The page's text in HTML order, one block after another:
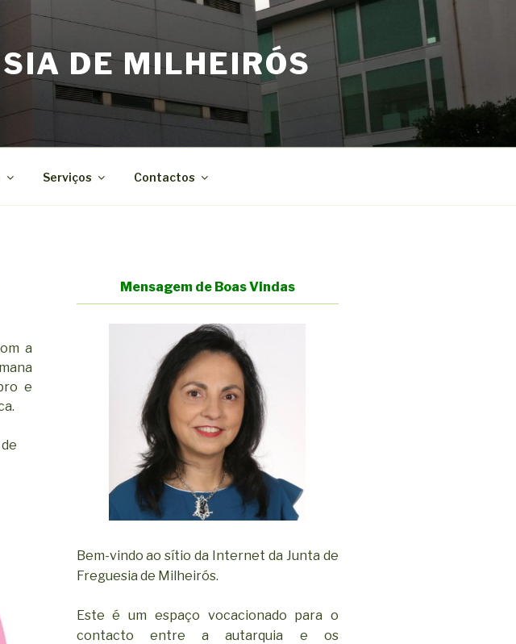
DE MILHEIRÓS
Serviços Contactos
a
e
Mensagem de Boas Vindas
Bem-vindo ao sítio da Internet da Junta de
Freguesia de Milheirós.
Este é um espaço vocacionado para o
contacto entre a autarquia e os